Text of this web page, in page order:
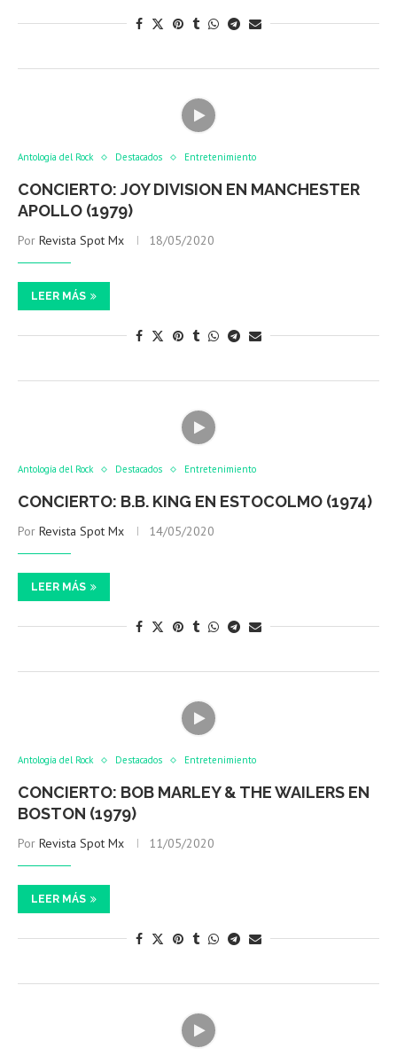
Antología del Rock Destacados Entretenimiento
CONCIERTO: JOY DIVISION EN MANCHESTER
APOLLO (1979)
Por Revista Spot Mx 18/05/2020
LEER MÁS
Antología del Rock Destacados Entretenimiento
CONCIERTO: B.B. KING EN ESTOCOLMO (1974)
Por Revista Spot Mx 14/05/2020
LEER MÁS
Antología del Rock Destacados Entretenimiento
CONCIERTO: BOB MARLEY & THE WAILERS EN
BOSTON (1979)
Por Revista Spot Mx 11/05/2020
LEER MÁS